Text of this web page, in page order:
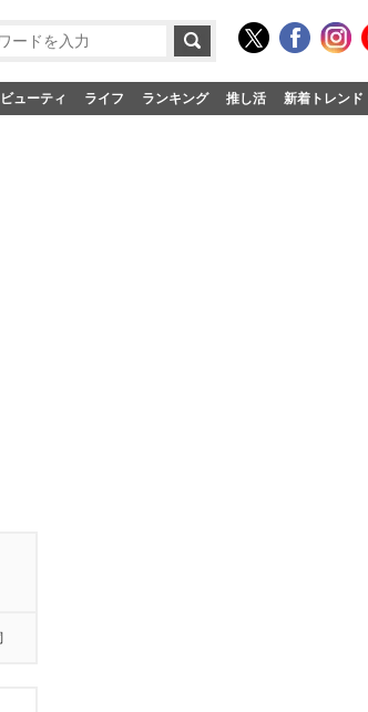
ビューティ ライフ ランキング 推し活 新着トレンド